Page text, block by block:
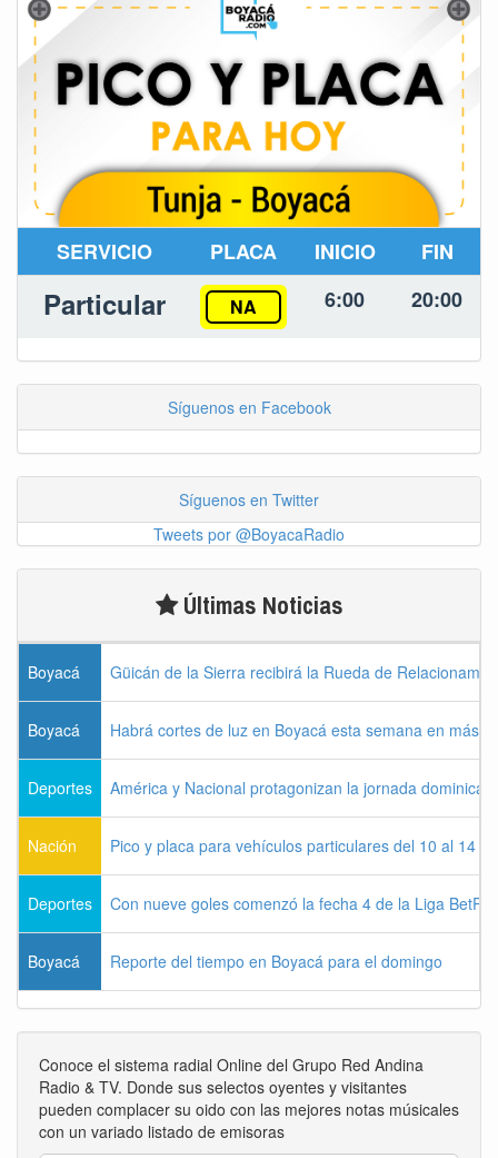
SERVICIO PLACA INICIO FIN
Particular NA 6:00 20:00
Síguenos en Facebook
Síguenos en Twitter
Tweets por @BoyacaRadio
Últimas Noticias
Boyacá Güicán de la Sierra recibirá la Rueda de
Boyacá Habrá cortes de luz en Boyacá esta semana en más
Deportes América y Nacional protagonizan la jornada dominical
Nación Pico y placa para vehículos particulares del 10 al 14
Deportes Con nueve goles comenzó la fecha 4 de la Liga
Boyacá Reporte del tiempo en Boyacá para el domingo
Conoce el sistema radial Online del Grupo Red Andina
Radio & TV. Donde sus selectos oyentes y visitantes
pueden complacer su oido con las mejores notas músicales
con un variado listado de emisoras